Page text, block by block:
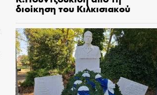
διοίκηση του Κιλκισιακού